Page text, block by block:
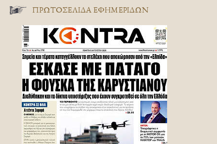
ΠΡΩΤΟΣΈΛΙΔΑ ΕΦΗΜΕΡΊΔΩΝ